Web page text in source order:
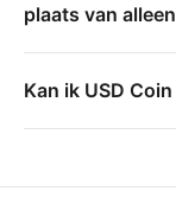
plaats van
Kan ik USD